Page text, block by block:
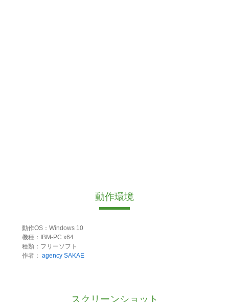
動作環境
動作OS：Windows 10
機種：IBM-PC x64
種類：フリーソフト
作者： agency SAKAE
スクリーンショット